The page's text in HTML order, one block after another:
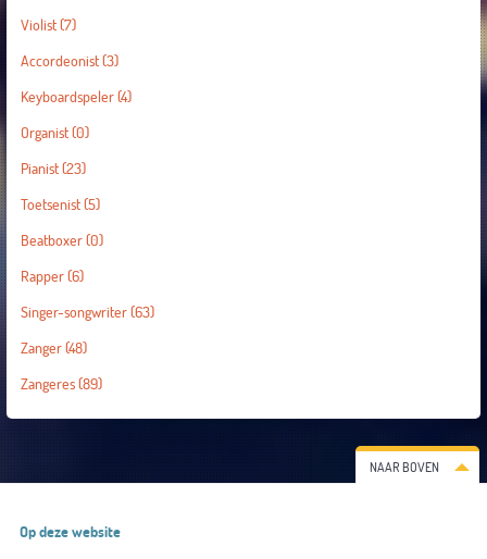
Violist(7)
Accordeonist(3)
Keyboardspeler(4)
Organist(0)
Pianist(23)
Toetsenist(5)
Beatboxer(0)
Rapper(6)
Singer-songwriter(63)
Zanger(48)
Zangeres(89)
NAAR BOVEN
Op deze website